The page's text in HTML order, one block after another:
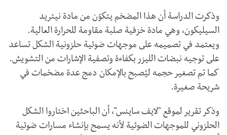
وذكرت الدراسة أن هذا المضخم يتكوّن من مادة نيتريد
السيليكون، وهي مادة خزفية صلبة مقاومة للحرارة العالية.
ويعتمد في تصميمه على موجهات ضوئية حلزونية الشكل تساعد
على توجيه نبضات الليزر بكفاءة وتصفية الإشارات من التشويش.
كما تم تصغير حجمه ليُصبح بالإمكان دمج عدة مضخمات في
شريحة صغيرة.
وذكر تقرير لموقع "لايف ساينس"، أن الباحثين اختاروا الشكل
الحلزوني للموجهات الضوئية لأنه يسمح بإنشاء مسارات ضوئية